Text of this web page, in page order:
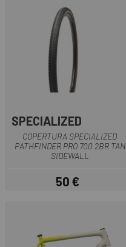
SPECIALIZED
COPERTURA SPECIALIZED
PATHFINDER PRO 700 2BR TAN
SIDEWALL
Prezzo
50 €